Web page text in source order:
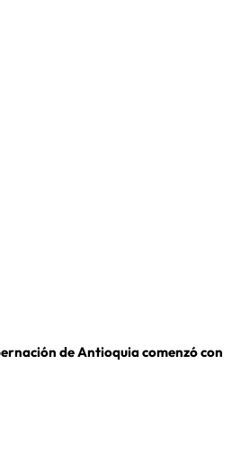
de Antioquia comenzó con